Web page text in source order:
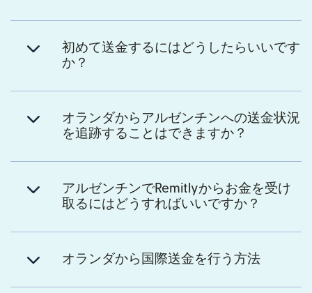
初めて送金するにはどうしたらいいです
か？
オランダからアルゼンチンへの送金状況
を追跡することはできますか？
アルゼンチンでRemitlyからお金を受け
取るにはどうすればいいですか？
オランダから国際送金を行う方法